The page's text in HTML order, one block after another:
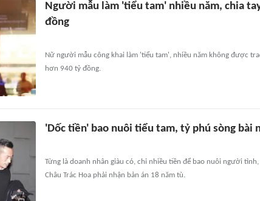
Người mẫu làm 'tiểu tam' nhiều năm, chia
đồng
Nữ người mẫu công khai làm 'tiểu tam', nhiều năm không được
hơn 940 tỷ đồng.
'Dốc tiền' bao nuôi tiểu tam, tỷ phú sòng bài
Từng là doanh nhân giàu có, chi nhiều tiền để bao nuôi người
Châu Trác Hoa phải nhận bản án 18 năm tù.